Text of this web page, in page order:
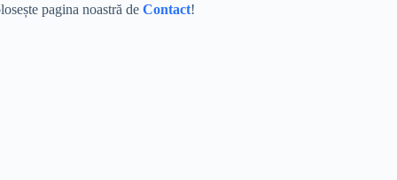
pagina noastră de Contact!